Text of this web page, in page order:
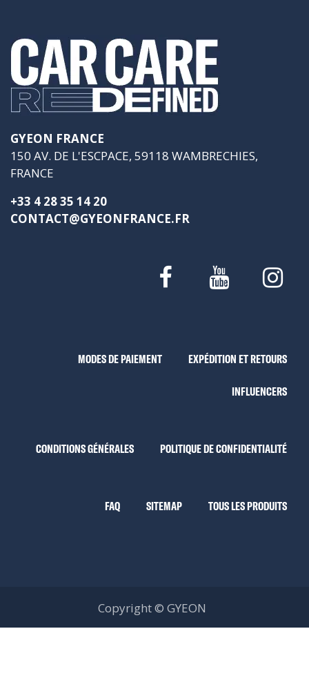
GYEON FRANCE
150 AV. DE L'ESCPACE, 59118 WAMBRECHIES,
FRANCE
+33 4 28 35 14 20
CONTACT@GYEONFRANCE.FR
MODES DE PAIEMENT EXPÉDITION ET RETOURS
INFLUENCERS
CONDITIONS GÉNÉRALES POLITIQUE DE CONFIDENTIALITÉ
FAQ SITEMAP TOUS LES PRODUITS
Copyright © GYEON